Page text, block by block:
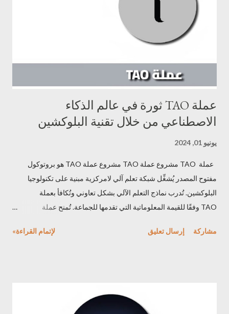
للاعبين جمع العملة داخل اللعبة من خلال المشاركة في أنشطة اللعب
المنتظمة. كما يمكن للاعبين إكمال المهام والانضمام إلى لوحات
المتصدرين واستخدام التعزيزات لزيادة أرباحهم. تجعل هذه الميزات...
عملة TAO ثورة في عالم الذكاء
الاصطناعي من خلال تقنية البلوكشين
يونيو 01, 2024
عملة TAO مشروع عملة TAO مشروع عملة TAO هو بروتوكول
مفتوح المصدر يُشغِّل شبكة تعلم آلي لامركزية مبنية على تكنولوجيا
البلوكشين. تُدرب نماذج التعلم الآلي بشكل تعاوني وتُكافأ بعملة
TAO وفقًا للقيمة المعلوماتية التي تقدمها للجماعة. تُمنح عملة
المعلومات من الشبكة وضبط أنشطتها وفقًا لاحتياجاتهم. يعمل هذا
لتطوير وتوزيع تقنية الذكاء الاصطناعي من خلال استغلال إمكانيات دفتر
الأستاذ الموزع. على وجه التحديد، تيسر له الوصول/الملكية، والحكم
مشاركة إرسال تعليق لإتمام القراءة»